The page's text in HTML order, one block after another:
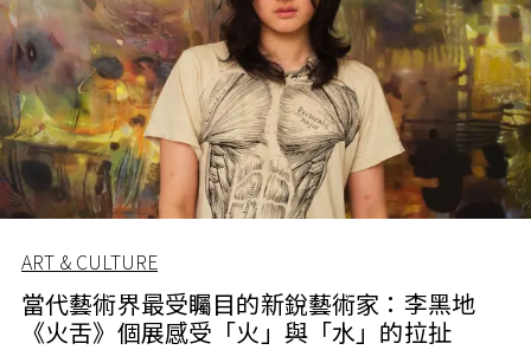
ART & CULTURE
當代藝術界最受矚目的新銳藝術家：李黑地
《火舌》個展感受「火」與「水」的拉扯